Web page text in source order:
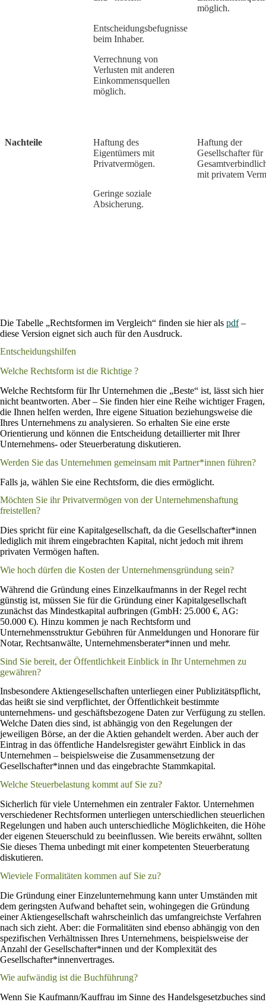
möglich.
Entscheidungsbefugnisse
beim Inhaber.
Verrechnung von
Verlusten mit anderen
Einkommensquellen
möglich.
Nachteile
Haftung des
Eigentümers mit
Privatvermögen.
Haftung der
Gesellschafter für
mit privatem
Geringe soziale
Absicherung.
Die Tabelle „Rechtsformen im Vergleich“ finden sie hier als pdf–
diese Version eignet sich auch für den Ausdruck.
Entscheidungshilfen
Welche Rechtsform ist die Richtige ?
Welche Rechtsform für Ihr Unternehmen die „Beste“ ist, lässt sich hier
nicht beantworten. Aber – Sie finden hier eine Reihe wichtiger Fragen,
die Ihnen helfen werden, Ihre eigene Situation beziehungsweise die
Ihres Unternehmens zu analysieren. So erhalten Sie eine erste
Orientierung und können die Entscheidung detaillierter mit Ihrer
Unternehmens- oder Steuerberatung diskutieren.
Werden Sie das Unternehmen gemeinsam mit Partner*innen führen?
Falls ja, wählen Sie eine Rechtsform, die dies ermöglicht.
Möchten Sie ihr Privatvermögen von der Unternehmenshaftung
freistellen?
Dies spricht für eine Kapitalgesellschaft, da die Gesellschafter*innen
lediglich mit ihrem eingebrachten Kapital, nicht jedoch mit ihrem
privaten Vermögen haften.
Wie hoch dürfen die Kosten der Unternehmensgründung sein?
Während die Gründung eines Einzelkaufmanns in der Regel recht
günstig ist, müssen Sie für die Gründung einer Kapitalgesellschaft
zunächst das Mindestkapital aufbringen (GmbH: 25.000 €, AG:
50.000 €). Hinzu kommen je nach Rechtsform und
Unternehmensstruktur Gebühren für Anmeldungen und Honorare für
Notar, Rechtsanwälte, Unternehmensberater*innen und mehr.
Sind Sie bereit, der Öffentlichkeit Einblick in Ihr Unternehmen zu
gewähren?
Insbesondere Aktiengesellschaften unterliegen einer Publizitätspflicht,
das heißt sie sind verpflichtet, der Öffentlichkeit bestimmte
unternehmens- und geschäftsbezogene Daten zur Verfügung zu stellen.
Welche Daten dies sind, ist abhängig von den Regelungen der
jeweiligen Börse, an der die Aktien gehandelt werden. Aber auch der
Eintrag in das öffentliche Handelsregister gewährt Einblick in das
Unternehmen – beispielsweise die Zusammensetzung der
Gesellschafter*innen und das eingebrachte Stammkapital.
Welche Steuerbelastung kommt auf Sie zu?
Sicherlich für viele Unternehmen ein zentraler Faktor. Unternehmen
verschiedener Rechtsformen unterliegen unterschiedlichen steuerlichen
Regelungen und haben auch unterschiedliche Möglichkeiten, die Höhe
der eigenen Steuerschuld zu beeinflussen. Wie bereits erwähnt, sollten
Sie dieses Thema unbedingt mit einer kompetenten Steuerberatung
diskutieren.
Wieviele Formalitäten kommen auf Sie zu?
Die Gründung einer Einzelunternehmung kann unter Umständen mit
dem geringsten Aufwand behaftet sein, wohingegen die Gründung
einer Aktiengesellschaft wahrscheinlich das umfangreichste Verfahren
nach sich zieht. Aber: die Formalitäten sind ebenso abhängig von den
spezifischen Verhältnissen Ihres Unternehmens, beispielsweise der
Anzahl der Gesellschafter*innen und der Komplexität des
Gesellschafter*innenvertrages.
Wie aufwändig ist die Buchführung?
Wenn Sie Kaufmann/Kauffrau im Sinne des Handelsgesetzbuches sind